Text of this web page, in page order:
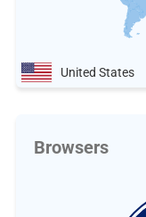
United States
Browsers